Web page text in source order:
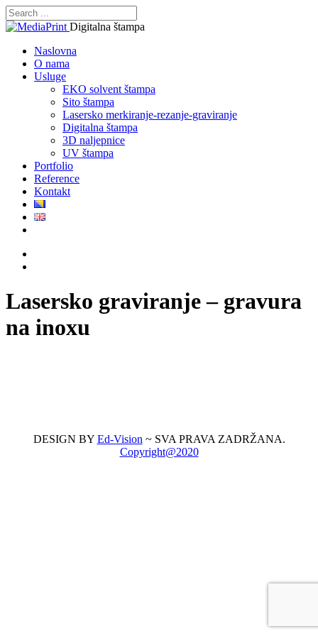
Digitalna štampa
Naslovna
O nama
Usluge
EKO solvent štampa
Sito štampa
Lasersko merkiranje-rezanje-graviranje
Digitalna štampa
3D naljepnice
UV štampa
Portfolio
Reference
Kontakt
Lasersko graviranje – gravura
na inoxu
DESIGN BY Ed-Vision ~ SVA PRAVA ZADRŽANA.
Copyright@2020